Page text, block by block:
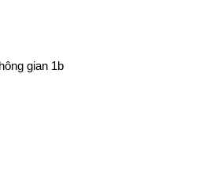
gian 1b